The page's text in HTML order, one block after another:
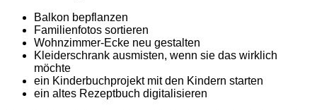
Balkon bepflanzen
Familienfotos sortieren
Wohnzimmer-Ecke neu gestalten
Kleiderschrank ausmisten, wenn sie das wirklich
möchte
ein Kinderbuchprojekt mit den Kindern starten
ein altes Rezeptbuch digitalisieren